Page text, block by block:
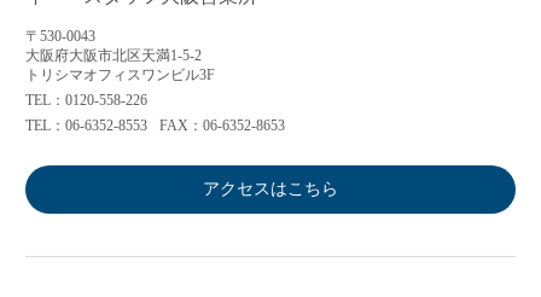
〒530-0043
大阪府大阪市北区天満1-5-2
トリシマオフィスワンビル3F
TEL：0120-558-226
TEL：06-6352-8553
FAX：06-6352-8653
アクセスはこちら